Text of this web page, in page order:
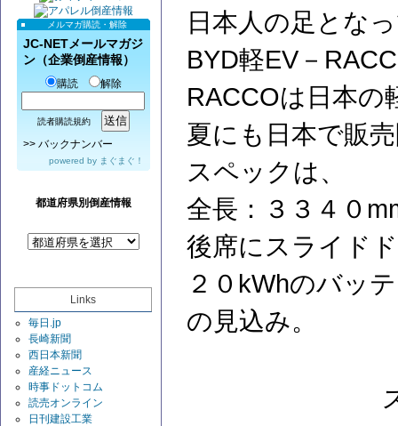
メルマガ購読・解除
JC-NETメールマガジ
ン（企業倒産情報）
購読 解除
読者購読規約
>> バックナンバー
powered by まぐまぐ！
都道府県別倒産情報
Links
毎日.jp
長崎新聞
西日本新聞
産経ニュース
時事ドットコム
読売オンライン
日刊建設工業
日本人の足とな
BYD軽EV－
RACCOは日本の
夏にも日本で販
スペックは、
全長：３３４０
後席にスライド
２０kWhのバッ
の見込み。